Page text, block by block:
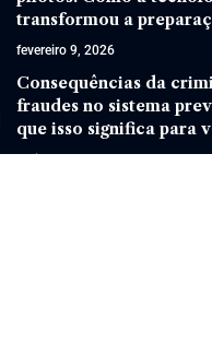
transformou a
fevereiro 9, 2026
Consequências da
fraudes no sistema
que isso significa para